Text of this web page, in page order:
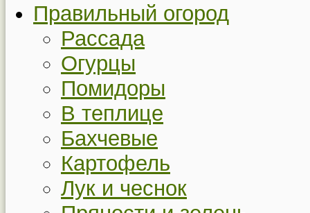
Правильный огород
Рассада
Огурцы
Помидоры
В теплице
Бахчевые
Картофель
Лук и чеснок